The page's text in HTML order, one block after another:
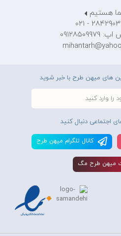
هستیم
های میهن طرح با خبر شوید
اجتماعی دنبال کنید
کانال تلگرام ميهن طرح
ميهن طرح مگ